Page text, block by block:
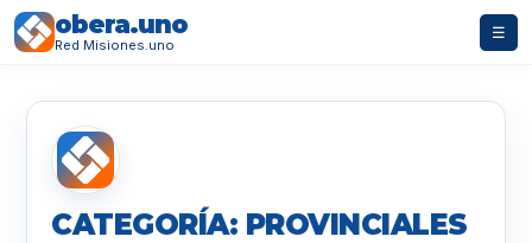
obera.uno
Red Misiones.uno
☰
CATEGORÍA: PROVINCIALES